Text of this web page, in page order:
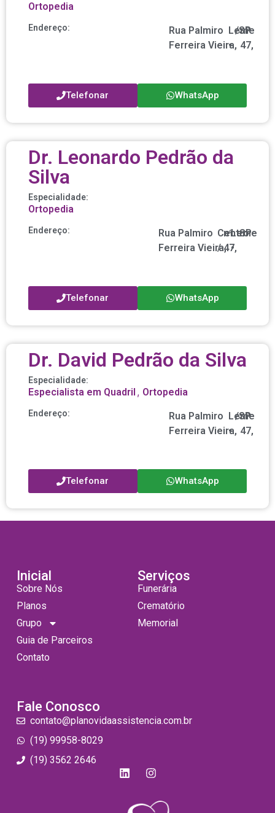
Ortopedia
Endereço:
Rua Palmiro
Ferreira Vieira,
nº
47,
/
Leme
•
SP
Telefonar WhatsApp
Dr. Leonardo Pedrão da
Silva
Especialidade:
Ortopedia
Endereço:
Rua Palmiro
Ferreira Vieira,
nº
47,
Centro
/
Leme
•
SP
Telefonar WhatsApp
Dr. David Pedrão da Silva
Especialidade:
Especialista em Quadril , Ortopedia
Endereço:
Rua Palmiro
Ferreira Vieira,
nº
47,
/
Leme
•
SP
Telefonar WhatsApp
Inicial
Sobre Nós
Planos
Grupo
Guia de Parceiros
Contato
Serviços
Funerária
Crematório
Memorial
Fale Conosco
contato@planovidaassistencia.com.br
(19) 99958-8029
(19) 3562 2646